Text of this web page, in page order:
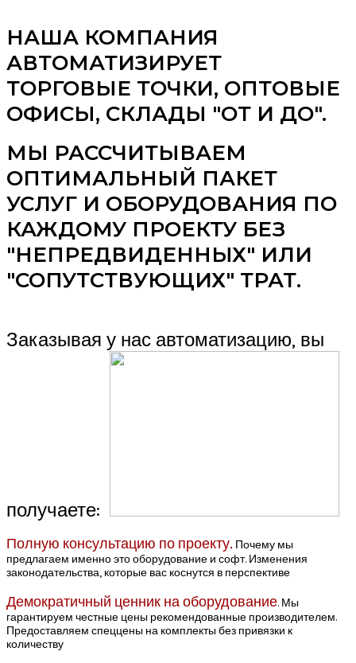
НАША КОМПАНИЯ
АВТОМАТИЗИРУЕТ
ТОРГОВЫЕ ТОЧКИ, ОПТОВЫЕ
ОФИСЫ, СКЛАДЫ "ОТ И ДО".
МЫ РАССЧИТЫВАЕМ
ОПТИМАЛЬНЫЙ ПАКЕТ
УСЛУГ И ОБОРУДОВАНИЯ ПО
КАЖДОМУ ПРОЕКТУ БЕЗ
"НЕПРЕДВИДЕННЫХ" ИЛИ
"СОПУТСТВУЮЩИХ" ТРАТ.
Заказывая у нас автоматизацию, вы
получаете:
Полную консультацию по проекту. Почему мы
предлагаем именно это оборудование и софт. Изменения
законодательства, которые вас коснутся в перспективе
Демократичный ценник на оборудование. Мы
гарантируем честные цены рекомендованные производителем.
Предоставляем спеццены на комплекты без привязки к
количеству